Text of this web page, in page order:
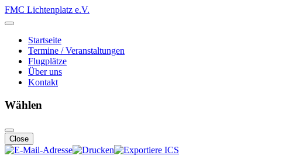
FMC Lichtenplatz e.V.
Startseite
Termine / Veranstaltungen
Flugplätze
Über uns
Kontakt
Wählen
Close